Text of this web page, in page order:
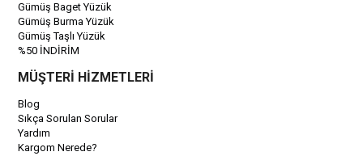
Gümüş Baget Yüzük
Gümüş Burma Yüzük
Gümüş Taşlı Yüzük
%50 İNDİRİM
MÜŞTERİ HİZMETLERİ
Blog
Sıkça Sorulan Sorular
Yardım
Kargom Nerede?